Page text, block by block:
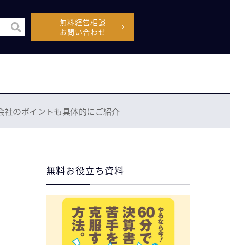
能付きの検索フィールドです。
ので、候補はありません。
無料経営相談
お問い合わせ
のポイントも具体的にご紹介
無料お役立ち資料